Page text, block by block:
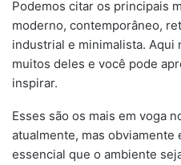
Podemos citar os principais
moderno, contemporâneo,
industrial e minimalista. Aqui
muitos deles e você pode
inspirar.
Esses são os mais em voga
atualmente, mas obviamente
essencial que o ambiente